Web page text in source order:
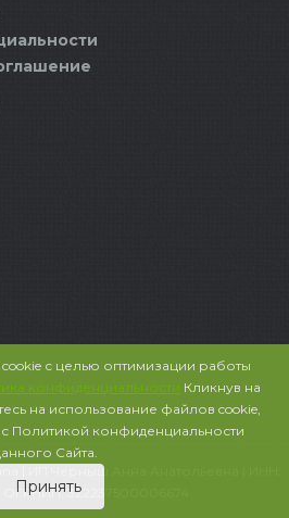
| ИП Черныш Анна Анатольевна | ИНН:
| ОГРНИП: 322237500006674
с целью оптимизации работы
конфиденциальности Кликнув на
на использование файлов cookie,
с Политикой конфиденциальности
Сайта.
Принять